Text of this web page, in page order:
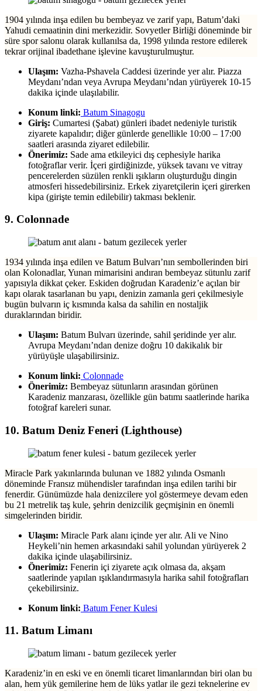
1904 yılında inşa edilen bu bembeyaz ve zarif yapı, Batum’daki
Yahudi cemaatinin dini merkezidir. Sovyetler Birliği döneminde bir
süre spor salonu olarak kullanılsa da, 1998 yılında restore edilerek
tekrar orijinal ibadethane işlevine kavuşturulmuştur.
Ulaşım: Vazha-Pshavela Caddesi üzerinde yer alır. Piazza
Meydanı’ndan veya Avrupa Meydanı’ndan yürüyerek 10-15
dakika içinde ulaşılabilir.
Konum linki: Batum Sinagogu
Giriş: Cumartesi (Şabat) günleri ibadet nedeniyle turistik
ziyarete kapalıdır; diğer günlerde genellikle 10:00 – 17:00
saatleri arasında ziyaret edilebilir.
Önerimiz: Sade ama etkileyici dış cephesiyle harika
fotoğraflar verir. İçeri girdiğinizde, yüksek tavanı ve vitray
pencerelerden süzülen renkli ışıkların oluşturduğu dingin
atmosferi hissedebilirsiniz. Erkek ziyaretçilerin içeri girerken
kipa (girişte temin edilebilir) takması beklenir.
9. Colonnade
1934 yılında inşa edilen ve Batum Bulvarı’nın sembollerinden biri
olan Kolonadlar, Yunan mimarisini andıran bembeyaz sütunlu zarif
yapısıyla dikkat çeker. Eskiden doğrudan Karadeniz’e açılan bir
kapı olarak tasarlanan bu yapı, denizin zamanla geri çekilmesiyle
bugün bulvarın iç kısmında kalsa da sahilin en nostaljik
duraklarından biridir.
Ulaşım: Batum Bulvarı üzerinde, sahil şeridinde yer alır.
Avrupa Meydanı’ndan denize doğru 10 dakikalık bir
yürüyüşle ulaşabilirsiniz.
Konum linki: Colonnade
Önerimiz: Bembeyaz sütunların arasından görünen
Karadeniz manzarası, özellikle gün batımı saatlerinde harika
fotoğraf kareleri sunar.
10. Batum Deniz Feneri (Lighthouse)
Miracle Park yakınlarında bulunan ve 1882 yılında Osmanlı
döneminde Fransız mühendisler tarafından inşa edilen tarihi bir
fenerdir. Günümüzde hala denizcilere yol göstermeye devam eden
bu 21 metrelik taş kule, şehrin denizcilik geçmişinin en önemli
simgelerinden biridir.
Ulaşım: Miracle Park alanı içinde yer alır. Ali ve Nino
Heykeli’nin hemen arkasındaki sahil yolundan yürüyerek 2
dakika içinde ulaşabilirsiniz.
Önerimiz: Fenerin içi ziyarete açık olmasa da, akşam
saatlerinde yapılan ışıklandırmasıyla harika sahil fotoğrafları
çekebilirsiniz.
Konum linki: Batum Fener Kulesi
11. Batum Limanı
Karadeniz’in en eski ve en önemli ticaret limanlarından biri olan bu
alan, hem yük gemilerine hem de lüks yatlar ile gezi teknelerine ev